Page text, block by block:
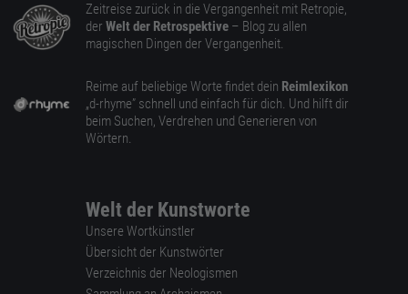
Zeitreise zurück in die Vergangenheit mit Retropie,
der Welt der Retrospektive – Blog zu allen
magischen Dingen der Vergangenheit.
Reime auf beliebige Worte findet dein Reimlexikon
„d-rhyme” schnell und einfach für dich. Und hilft dir
beim Suchen, Verdrehen und Generieren von
Wörtern.
Welt der Kunstworte
Unsere Wortkünstler
Übersicht der Kunstwörter
Verzeichnis der Neologismen